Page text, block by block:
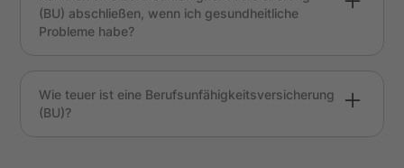
Absicherung oft nicht ausreicht.
(BU) abschließen, wenn ich gesundheitliche
Probleme habe?
ist eine ehrliche Beantwortung der
Gesundheitsfragen und einer Voranfrage ggf.
Wie teuer ist eine Berufsunfähigkeitsversicherung
(BU)?